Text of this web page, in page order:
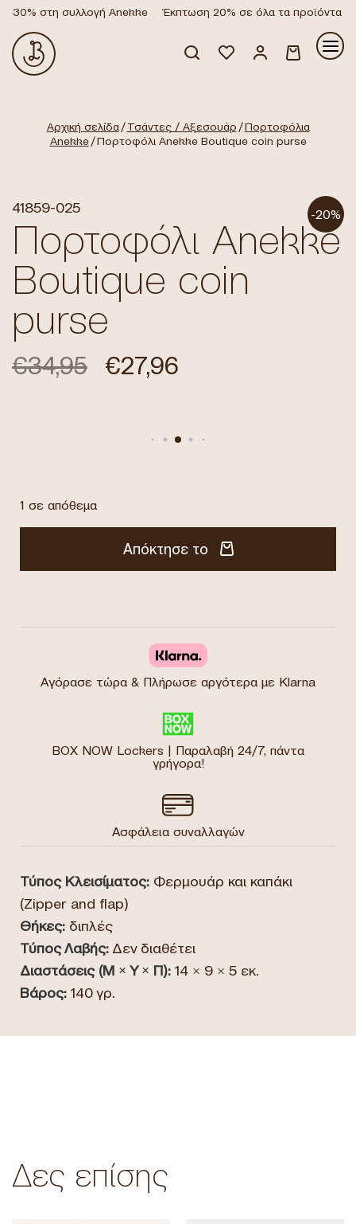
-30% στη συλλογή Anekke Έκπτωση 20% σε όλα τα προϊόντα
Αρχική σελίδα/Τσάντες / Αξεσουάρ /Πορτοφόλια
Anekke/ Πορτοφόλι Anekke Boutique coin purse
-20%
41859-025
Πορτοφόλι Anekke
Boutique coin
purse
€34,95 €27,96
1 σε απόθεμα
Απόκτησε το
Αγόρασε τώρα & Πλήρωσε αργότερα με Klarna
BOX NOW Lockers | Παραλαβή 24/7, πάντα
γρήγορα!
Ασφάλεια συναλλαγών
Τύπος Κλεισίματος: Φερμουάρ και καπάκι
(Zipper and flap)
Θήκες: διπλές
Τύπος Λαβής: Δεν διαθέτει
Διαστάσεις (Μ × Υ × Π): 14 × 9 × 5 εκ.
Βάρος: 140 γρ.
Δες επίσης